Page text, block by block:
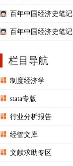
百年中国经济史笔记
百年中国经济史笔记
栏目导航
制度经济学
stata专版
行业分析报告
经管文库
文献求助专区